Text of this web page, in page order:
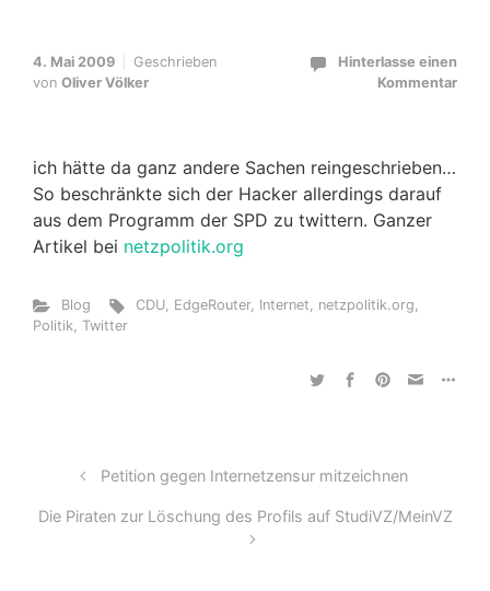
4. Mai 2009
Geschrieben
von Oliver Völker
Hinterlasse einen
Kommentar
ich hätte da ganz andere Sachen reingeschrieben…
So beschränkte sich der Hacker allerdings darauf
aus dem Programm der SPD zu twittern. Ganzer
Artikel bei netzpolitik.org
Blog CDU, EdgeRouter, Internet, netzpolitik.org,
Politik, Twitter
Petition gegen Internetzensur mitzeichnen
Die Piraten zur Löschung des Profils auf StudiVZ/MeinVZ